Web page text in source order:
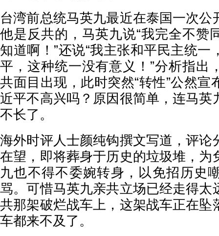
台湾前总统马英九最近在泰国一次公
他是反共的，马英九说“我完全不赞
知道啊！”还说“我主张和平民主统一
平，这种统一没有意义！”分析指出
共面目出现，此时突然“转性”公然宣
近平不高兴吗？原因很简单，连马英
不长了。
海外时评人士颜纯钩撰文写道，评论
在望，即将葬身于历史的垃圾堆，为
九也不得不委婉转身，以免招历史
骂。可惜马英九亲共立场已经走得太
共那架破烂战车上，这架战车正在坠
车都来不及了。